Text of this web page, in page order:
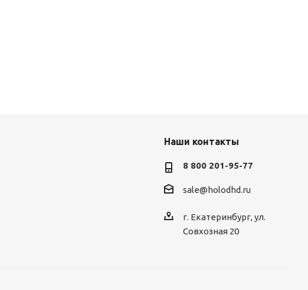
Наши контакты
8 800 201-95-77
sale@holodhd.ru
г. Екатеринбург, ул.
Совхозная 20